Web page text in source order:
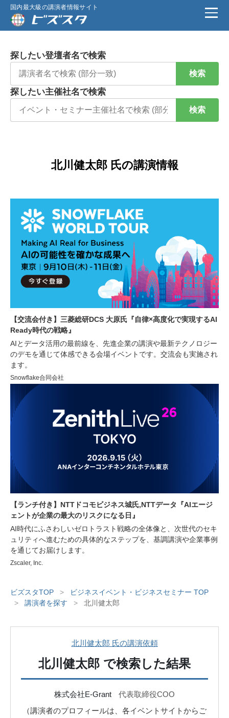
国内最大級の講演者情報サイト
探したい登壇者名で検索
検索
探したい主催社名で検索
検索
北川健太郎 氏の講演情報
【交流会付き】三菱総研DCS 大原氏『自律×高度化で実現するAI
Ready時代の戦略』
AIとデータ活用の最前線を、先進企業の講演や最新テクノロジー
のデモを通じて体感できる会場イベントです。交流会も実施され
ます。
Snowflake合同会社
【ランチ付き】NTTドコモビジネス城氏,NTTデータ『AIエージ
ェントが企業の最大のリスクになる日』
AI時代にふさわしいゼロトラスト戦略の全体像と、次世代のセキ
ュリティへ進むための具体的なステップを、基調講演や企業事例
を通じてお届けします。
Zscaler, Inc.
ビズスタTOP >
ビジネスイベント・ビジネスセミナー TOP
>
講演者を探す > 北川健太郎
北川健太郎 氏の講演依頼
北川健太郎 で検索した結果
株式会社E-Grant
代表取締役COO
（講演者のプロフィールは、各イベントサイトからご